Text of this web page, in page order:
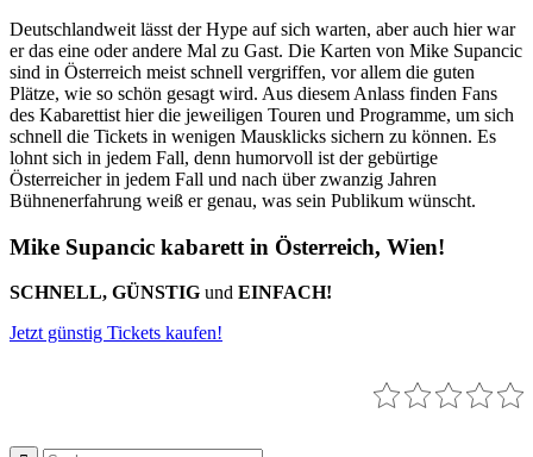
Deutschlandweit lässt der Hype auf sich warten, aber auch hier war
er das eine oder andere Mal zu Gast. Die Karten von Mike Supancic
sind in Österreich meist schnell vergriffen, vor allem die guten
Plätze, wie so schön gesagt wird. Aus diesem Anlass finden Fans
des Kabarettist hier die jeweiligen Touren und Programme, um sich
schnell die Tickets in wenigen Mausklicks sichern zu können. Es
lohnt sich in jedem Fall, denn humorvoll ist der gebürtige
Österreicher in jedem Fall und nach über zwanzig Jahren
Bühnenerfahrung weiß er genau, was sein Publikum wünscht.
Mike Supancic kabarett in Österreich, Wien!
SCHNELL, GÜNSTIG und EINFACH!
Jetzt günstig Tickets kaufen!